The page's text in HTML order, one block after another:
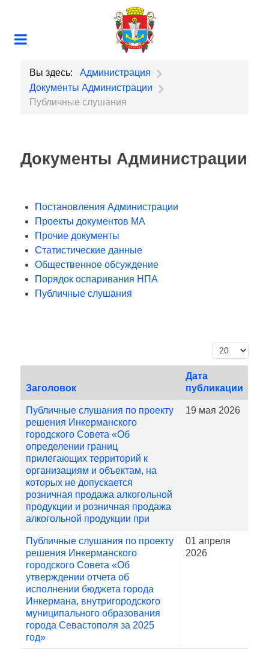
Вы здесь:
Администрация
Документы Администрации
Публичные слушания
Документы Администрации
Постановления Администрации
Проекты документов МА
Прочие документы
Статистические данные
Общественное обсуждение
Порядок оспаривания НПА
Публичные слушания
Кол-во
Заголовок
Дата
публикации
Публичные слушания по проекту
решения Инкерманского
городского Совета «Об
определении границ
прилегающих территорий к
организациям и объектам, на
которых не допускается
розничная продажа алкогольной
продукции и розничная продажа
алкогольной продукции при
19 мая 2026
Публичные слушания по проекту
решения Инкерманского
городского Совета «Об
утверждении отчета об
исполнении бюджета города
Инкермана, внутригородского
муниципального образования
города Севастополя за 2025
год»
01 апреля
2026